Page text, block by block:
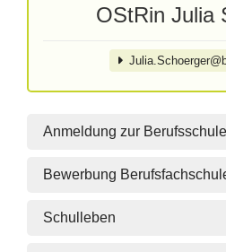
OStRin Julia
Anmeldung zur
Bewerbung
Schulleben